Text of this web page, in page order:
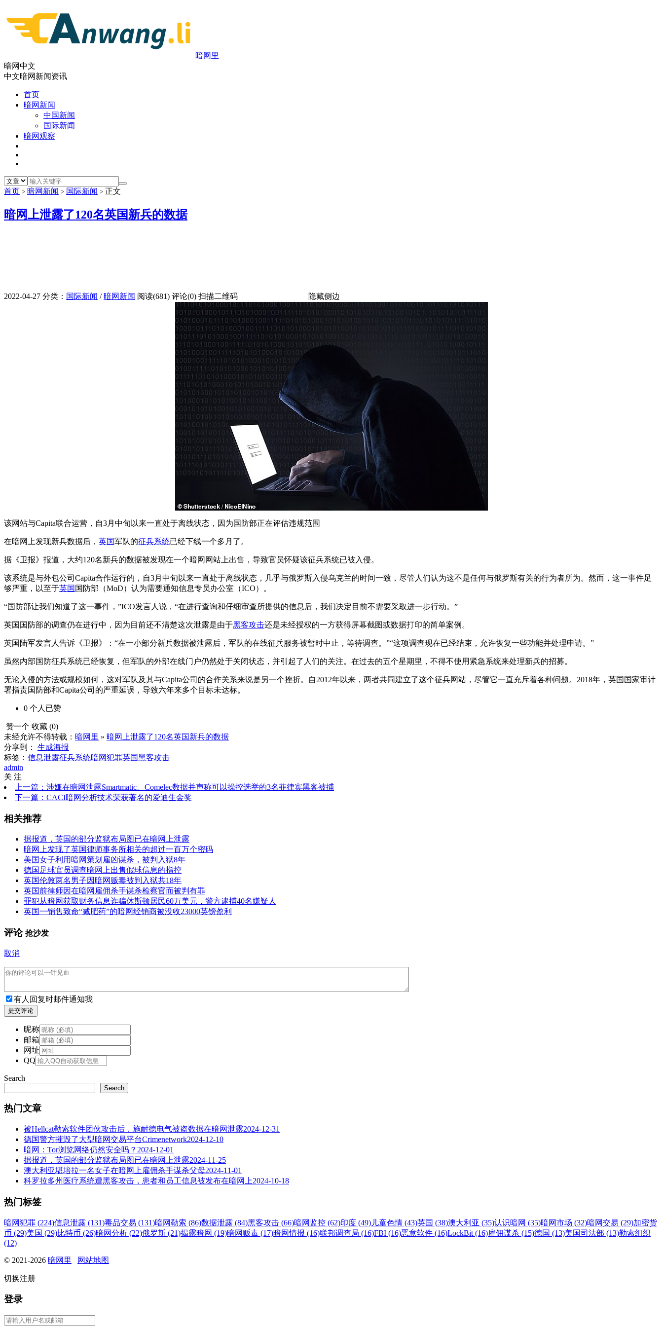
暗网里
暗网中文
中文暗网新闻资讯
首页
暗网新闻
中国新闻
国际新闻
暗网观察
首页 > 暗网新闻 > 国际新闻 > 正文
暗网上泄露了120名英国新兵的数据
2022-04-27 分类： 国际新闻 / 暗网新闻 阅读(681) 评论(0) 扫描二维码 隐藏侧边
该网站与Capita联合运营，自3月中旬以来一直处于离线状态，因为国防部正在评估违规范围
在暗网上发现新兵数据后， 英国军队的征兵系统已经下线一个多月了。
据《卫报》报道，大约120名新兵的数据被发现在一个暗网网站上出售，导致官员怀疑该征兵系统已被入侵。
该系统是与外包公司Capita合作运行的，自3月中旬以来一直处于离线状态，几乎与俄罗斯入侵乌克兰的时间一致，尽管人们认为这不是任何与俄罗斯有关的行为者所为。然而，这一事件足
够严重，以至于英国 国防部（MoD）认为需要通知信息专员办公室（ICO）。
“国防部让我们知道了这一事件，”ICO发言人说，“在进行查询和仔细审查所提供的信息后，我们决定目前不需要采取进一步行动。”
英国国防部的调查仍在进行中，因为目前还不清楚这次泄露是由于黑客攻击还是未经授权的一方获得屏幕截图或数据打印的简单案例。
英国陆军发言人告诉《卫报》：“在一小部分新兵数据被泄露后，军队的在线征兵服务被暂时中止，等待调查。”“这项调查现在已经结束，允许恢复一些功能并处理申请。”
虽然内部国防征兵系统已经恢复，但军队的外部在线门户仍然处于关闭状态，并引起了人们的关注。在过去的五个星期里，不得不使用紧急系统来处理新兵的招募。
无论入侵的方法或规模如何，这对军队及其与Capita公司的合作关系来说是另一个挫折。自2012年以来，两者共同建立了这个征兵网站，尽管它一直充斥着各种问题。2018年，英国国家审计
署指责国防部和Capita公司的严重延误，导致六年来多个目标未达标。
0 个人 已赞
赞一个 收藏 (0)
未经允许不得转载： 暗网里 » 暗网上泄露了120名英国新兵的数据
分享到：
生成海报
标签： 信息泄露征兵系统暗网犯罪英国黑客攻击
admin
关 注
上一篇：涉嫌在暗网泄露Smartmatic、Comelec数据并声称可以操控选举的3名菲律宾黑客被捕
下一篇：CACI暗网分析技术荣获著名的爱迪生金奖
相关推荐
据报道，英国的部分监狱布局图已在暗网上泄露
暗网上发现了英国律师事务所相关的超过一百万个密码
美国女子利用暗网策划雇凶谋杀，被判入狱8年
德国足球官员调查暗网上出售假球信息的指控
英国伦敦两名男子因暗网贩毒被判入狱共18年
英国前律师因在暗网雇佣杀手谋杀检察官而被判有罪
罪犯从暗网获取财务信息诈骗休斯顿居民60万美元，警方逮捕40名嫌疑人
英国一销售致命“减肥药”的暗网经销商被没收23000英镑盈利
评论 抢沙发
取消
有人回复时邮件通知我
提交评论
昵称
邮箱
网址
QQ
Search
Search
热门文章
被Hellcat勒索软件团伙攻击后，施耐德电气被盗数据在暗网泄露2024-12-31
德国警方摧毁了大型暗网交易平台Crimenetwork2024-12-10
暗网：Tor浏览网络仍然安全吗？ 2024-12-01
据报道，英国的部分监狱布局图已在暗网上泄露2024-11-25
澳大利亚堪培拉一名女子在暗网上雇佣杀手谋杀父母2024-11-01
科罗拉多州医疗系统遭黑客攻击，患者和员工信息被发布在暗网上2024-10-18
热门标签
暗网犯罪 (224)信息泄露 (131)毒品交易 (131)暗网勒索 (86)数据泄露 (84)黑客攻击 (66)暗网监控 (62)印度 (49) 儿童色情 (43)英国 (38)澳大利亚 (35)认识暗网 (35)暗网市场 (32)暗网交易 (29)加密货
币 (29)美国 (29)比特币 (26)暗网分析 (22)俄罗斯 (21)揭露暗网 (19)暗网贩毒 (17)暗网情报 (16)联邦调查局 (16)FBI (16)恶意软件 (16)LockBit (16)雇佣谋杀 (15)德国 (13)美国司法部 (13)勒索组织
(12)
© 2021-2026 暗网里 网站地图
切换注册
登录